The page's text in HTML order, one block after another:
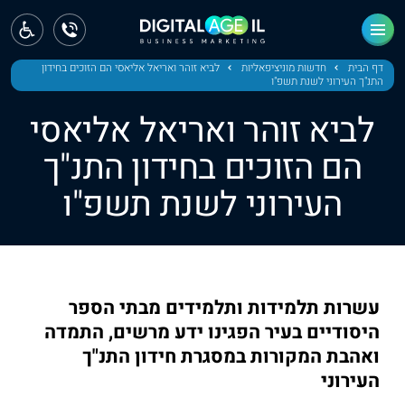
דף הבית חדשות מוניציפאליות
לביא זוהר ואריאל אליאסי הם הזוכים בחידון
התנ"ך העירוני לשנת תשפ"ו
לביא זוהר ואריאל אליאסי
הם הזוכים בחידון התנ"ך
העירוני לשנת תשפ"ו
עשרות תלמידות ותלמידים מבתי הספר
היסודיים בעיר הפגינו ידע מרשים, התמדה
ואהבת המקורות במסגרת חידון התנ"ך
העירוני
ראשי
חדשות
מחוז חיפה
מחוז מרכז
תל אביב